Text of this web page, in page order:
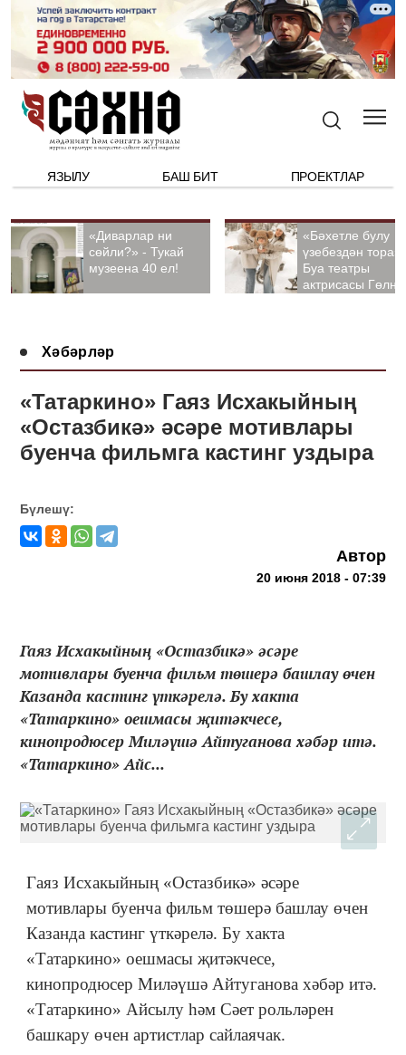
ЯЗЫЛУ БАШ БИТ ПРОЕКТЛАР
«Диварлар ни
сөйли?» - Тукай
музеена 40 ел!
«Бәхетле булу
үзебездән тора».
Буа театры
актрисасы
Хәбәрләр
«Татаркино» Гаяз Исхакыйның
«Остазбикә» әсәре мотивлары
буенча фильмга кастинг уздыра
Бүлешү:
Автор
20 июня 2018 - 07:39
Гаяз Исхакыйның «Остазбикә» әсәре
мотивлары буенча фильм төшерә башлау өчен
Казанда кастинг үткәрелә. Бу хакта
«Татаркино» оешмасы җитәкчесе,
кинопродюсер Миләүшә Айтуганова хәбәр итә.
«Татаркино» Айс...
Гаяз Исхакыйның «Остазбикә» әсәре
мотивлары буенча фильм төшерә башлау өчен
Казанда кастинг үткәрелә. Бу хакта
«Татаркино» оешмасы җитәкчесе,
кинопродюсер Миләүшә Айтуганова хәбәр итә.
«Татаркино» Айсылу һәм Сәет рольләрен
башкару өчен артистлар сайлаячак.